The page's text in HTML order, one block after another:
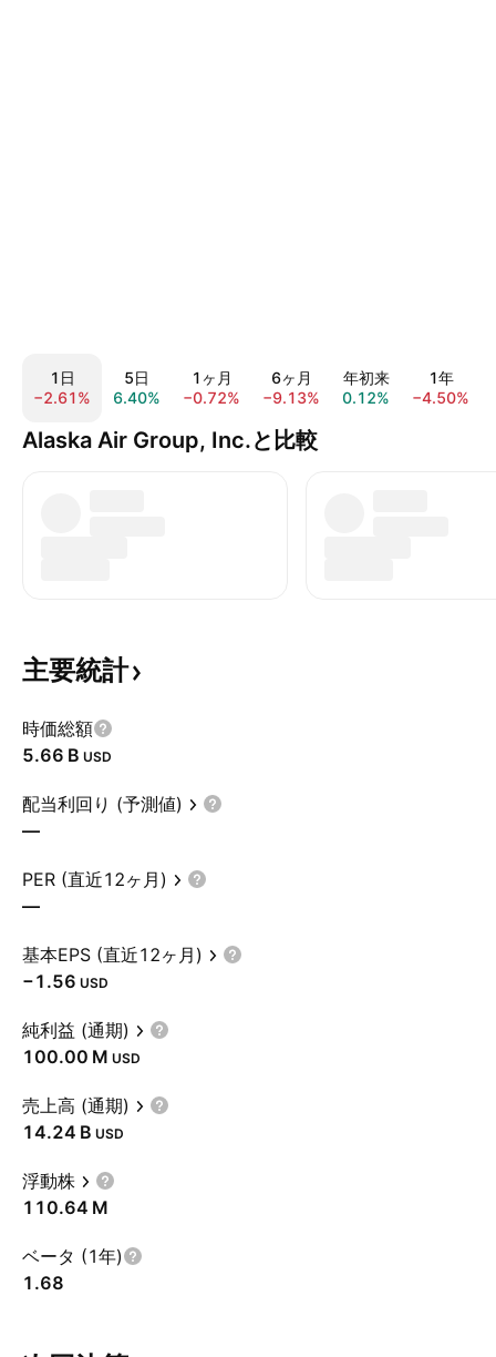
1日
−2.61%
5日
6.40%
1ヶ月
−0.72%
6ヶ月
−9.13%
年初来
0.12%
1年
−4.50%
Alaska Air Group, Inc.と比較
主要統計
時価総額
‪5.66 B‬ USD
配当利回り (予測値)
—
PER (直近12ヶ月)
—
基本EPS (直近12ヶ月)
−1.56 USD
純利益 (通期)
‪100.00 M‬ USD
売上高 (通期)
‪14.24 B‬ USD
浮動株
‪110.64 M‬
ベータ (1年)
1.68